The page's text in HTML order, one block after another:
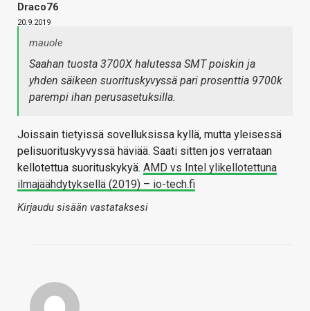
Draco76
20.9.2019
mauole
Saahan tuosta 3700X halutessa SMT poiskin ja
yhden säikeen suorituskyvyssä pari prosenttia 9700k
parempi ihan perusasetuksilla.
Joissain tietyissä sovelluksissa kyllä, mutta yleisessä
pelisuorituskyvyssä häviää. Saati sitten jos verrataan
kellotettua suorituskykyä. AMD vs Intel ylikellotettuna
ilmajäähdytyksellä (2019) – io-tech.fi
Kirjaudu sisään vastataksesi